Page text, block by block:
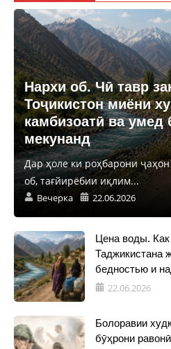
Нархи об. Чӣ тавр
Тоҷикистон миёни
камбизоатӣ ва умед
мекунанд
Дар ҳоле ки роҳбарони
об, тағйирёбии иқлим...
Вечерка 22.06.2026
Цена воды.
Таджикистана
бедностью и
22.06.2026
Болоравии
бӯҳрони